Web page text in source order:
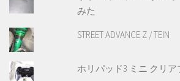
みた
STREET ADVANCE Z / TEIN
ホリパッド3 ミニ クリア